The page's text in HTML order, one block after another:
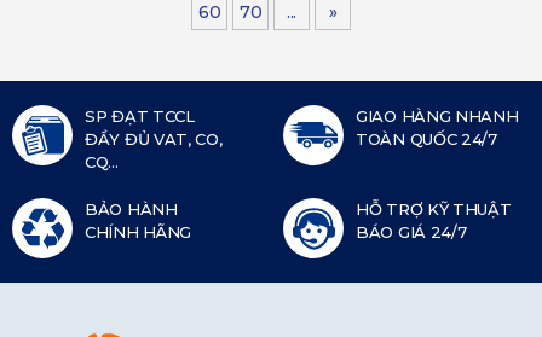
60
70 ... »
SP ĐẠT TCCL
ĐẦY ĐỦ VAT, CO,
CQ...
GIAO HÀNG NHANH
TOÀN QUỐC 24/7
BẢO HÀNH
CHÍNH HÃNG
HỖ TRỢ KỸ THUẬT
BÁO GIÁ 24/7